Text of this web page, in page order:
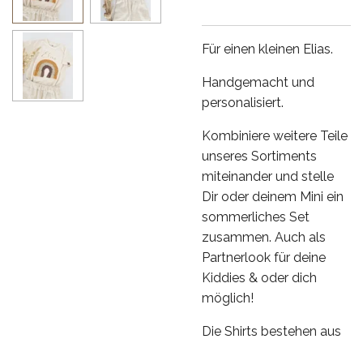
Für einen kleinen Elias.
Handgemacht und
personalisiert.
Kombiniere weitere Teile
unseres Sortiments
miteinander und stelle
Dir oder deinem Mini ein
sommerliches Set
zusammen. Auch als
Partnerlook für deine
Kiddies & oder dich
möglich!
Die Shirts bestehen aus